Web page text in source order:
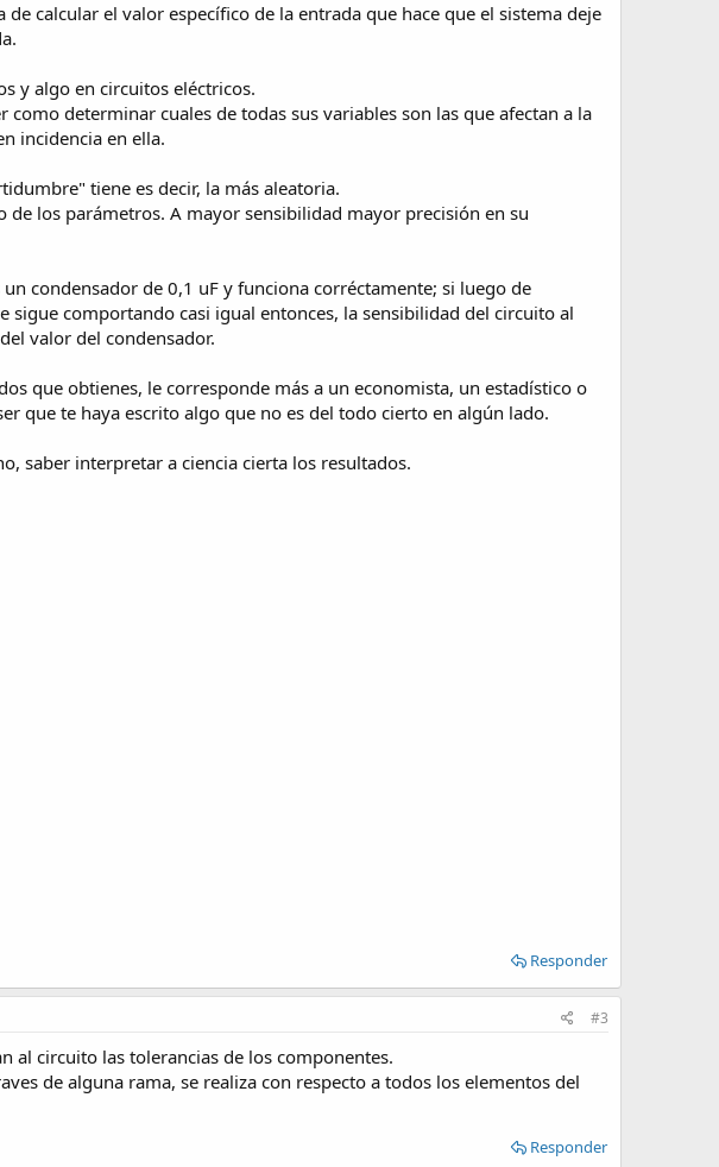
calcular el valor específico de la entrada que hace que el sistema deje
y algo en circuitos eléctricos.
determinar cuales de todas sus variables son las que afectan a la
incidencia en ella.
tiene es decir, la más aleatoria.
de los parámetros. A mayor sensibilidad mayor precisión en su
condensador de 0,1 uF y funciona corréctamente; si luego de
comportando casi igual entonces, la sensibilidad del circuito al
valor del condensador.
que obtienes, le corresponde más a un economista, un estadístico o
que te haya escrito algo que no es del todo cierto en algún lado.
saber interpretar a ciencia cierta los resultados.
Responder
#3
al circuito las tolerancias de los componentes.
de alguna rama, se realiza con respecto a todos los elementos del
Responder